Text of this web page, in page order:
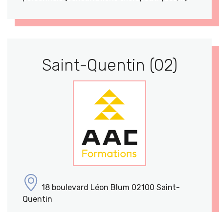
Saint-Quentin (02)
18 boulevard Léon Blum 02100 Saint-
Quentin